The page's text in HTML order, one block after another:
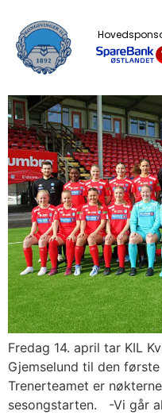
Fredag 14. april tar KIL
Gjemselund til den
Trenerteamet er
sesongstarten. -Vi går